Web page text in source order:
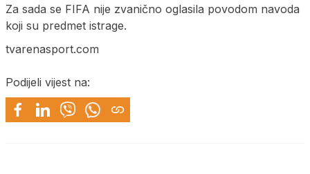
Za sada se FIFA nije zvanično oglasila povodom navoda
koji su predmet istrage.
tvarenasport.com
Podijeli vijest na: